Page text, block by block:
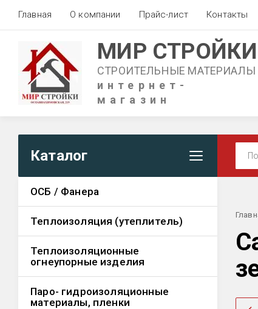
Главная О компании Прайс-лист Контакты
МИР СТРОЙКИ
СТРОИТЕЛЬНЫЕ МАТЕРИАЛЫ
интернет-
магазин
Каталог
ОСБ / Фанера
Теплоизоляция (утеплитель)
Теплоизоляционные
огнеупорные изделия
Паро- гидроизоляционные
материалы, пленки